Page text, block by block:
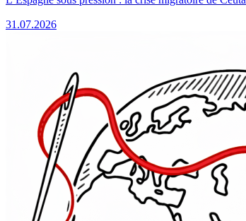
31.07.2026